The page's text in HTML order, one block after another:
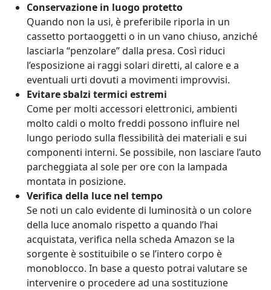
Conservazione in luogo protetto
Quando non la usi, è preferibile riporla in un
cassetto portaoggetti o in un vano chiuso, anziché
lasciarla “penzolare” dalla presa. Così riduci
l’esposizione ai raggi solari diretti, al calore e a
eventuali urti dovuti a movimenti improvvisi.
Evitare sbalzi termici estremi
Come per molti accessori elettronici, ambienti
molto caldi o molto freddi possono influire nel
lungo periodo sulla flessibilità dei materiali e sui
componenti interni. Se possibile, non lasciare l’auto
parcheggiata al sole per ore con la lampada
montata in posizione.
Verifica della luce nel tempo
Se noti un calo evidente di luminosità o un colore
della luce anomalo rispetto a quando l’hai
acquistata, verifica nella scheda Amazon se la
sorgente è sostituibile o se l’intero corpo è
monoblocco. In base a questo potrai valutare se
intervenire o procedere ad una sostituzione